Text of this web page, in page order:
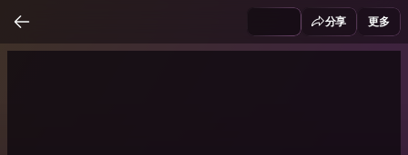
分享 更多